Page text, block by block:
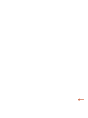
←